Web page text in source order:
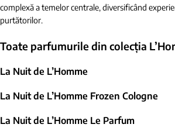
complexă a temelor centrale, diversificând
purtătorilor.
Toate parfumurile din colecția
La Nuit de L’Homme
La Nuit de L’Homme Frozen Cologne
La Nuit de L’Homme Le Parfum